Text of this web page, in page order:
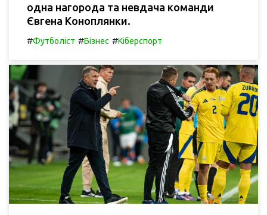
одна нагорода та невдача команди
Євгена Коноплянки.
#Футболіст #Бізнес #Кіберспорт